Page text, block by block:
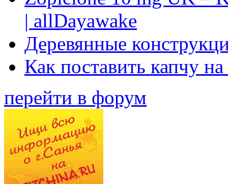
| allDayawake
Деревянные
Как поставить капчу
перейти в форум